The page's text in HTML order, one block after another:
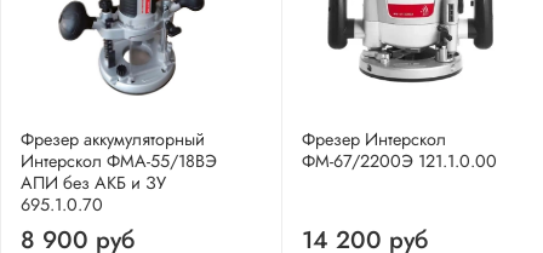
Фрезер аккумуляторный
Интерскол ФМА-55/18ВЭ
АПИ без АКБ и ЗУ
695.1.0.70
8 900 руб
Фрезер Интерскол
ФМ-67/2200Э 121.1.0.00
14 200 руб